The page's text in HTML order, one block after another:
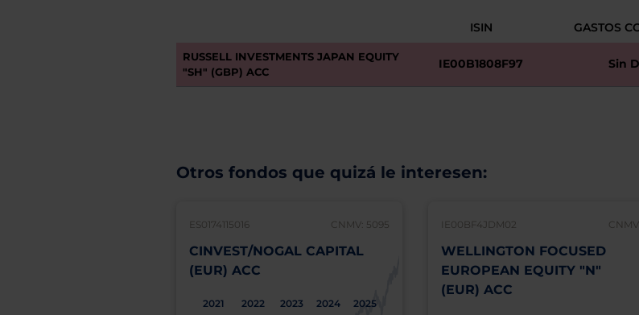
ISIN GASTOS
RUSSELL INVESTMENTS JAPAN EQUITY
"SH" (GBP) ACC
IE00B1808F97 Sin
Otros fondos que quizá le interesen:
ES0174115016 CNMV: 5095
CINVEST/NOGAL CAPITAL
(EUR) ACC
2021 2022 2023 2024 2025
IE00BF4JDM02
WELLINGTON FOCUSED
EUROPEAN EQUITY "N"
(EUR) ACC